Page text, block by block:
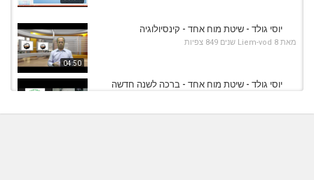
04:50
יוסי גולד - שיטת מוח אחד - קינסיולוגיה
מאת Liem-vod 8 שנים 849 צפיות
יוסי גולד - שיטת מוח אחד - ברכה לשנה חדשה